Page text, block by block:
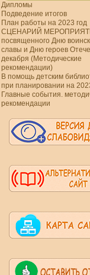
Дипломы
Подведение итогов
План работы на 2023 год
СЦЕНАРИЙ
посвященного Дню
славы и Дню героев
декабря (Методические
рекомендации)
В помощь детским
при планировании на
Главные события.
рекомендации